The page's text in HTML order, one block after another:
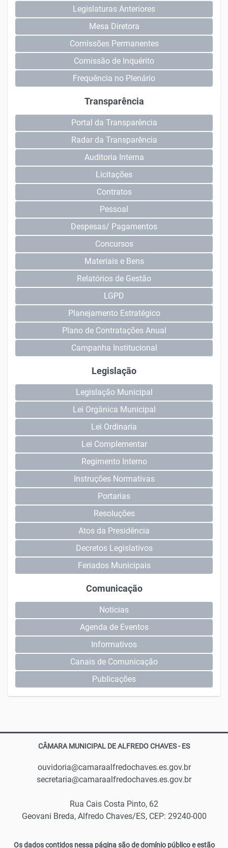
Legislaturas Anteriores
Mesa Diretora
Comissões Permanentes
Comissão de Inquérito
Frequência no Plenário
Transparência
Portal da Transparência
Radar da Transparência
Auditoria Interna
Licitações
Contratos
Pessoal
Despesas/ Pagamentos
Concursos
Materiais e Bens
Relatórios de Gestão
LGPD
Planejamento Estratégico
Plano de Contratações Anual
Campanha Institucional
Legislação
Legislação Municipal
Lei Orgânica Municipal
Lei Ordinaria
Lei Complementar
Regimento Interno
Instruções Normativas
Portarias
Resoluções
Atos da Presidência
Decretos Legislativos
Feriados Municipais
Comunicação
Notícias
Agenda de Eventos
Informativos
Canais de Comunicação
Publicações
CÂMARA MUNICIPAL DE ALFREDO CHAVES - ES
ouvidoria@camaraalfredochaves.es.gov.br
secretaria@camaraalfredochaves.es.gov.br
Rua Cais Costa Pinto, 62
Geovani Breda, Alfredo Chaves/ES, CEP: 29240-000
Os dados contidos nessa página são de domínio público e estão